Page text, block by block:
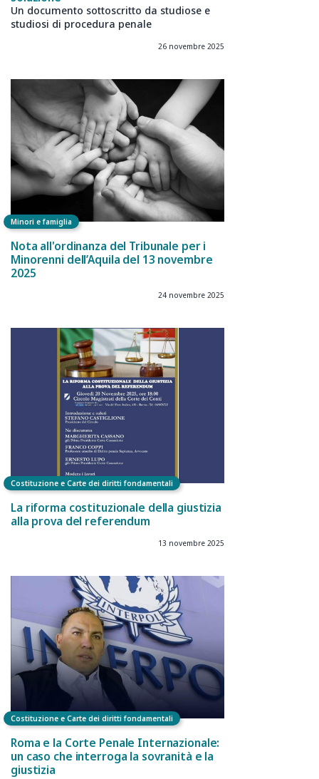
Un documento sottoscritto da studiose e
studiosi di procedura penale
26 novembre 2025
Minori e famiglia
Nota all'ordinanza del Tribunale per i
Minorenni dell’Aquila del 13 novembre
2025
24 novembre 2025
Costituzione e Carte dei diritti fondamentali
La riforma costituzionale della giustizia
alla prova del referendum
13 novembre 2025
Costituzione e Carte dei diritti fondamentali
Roma e la Corte Penale Internazionale:
un caso che interroga la sovranità e la
giustizia